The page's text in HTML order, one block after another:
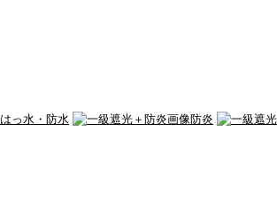
はっ水・防水 防炎